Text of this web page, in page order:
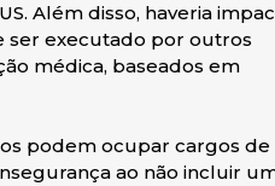
Além disso, haveria
ser executado por outros
médica, baseados em
podem ocupar cargos de
ao não incluir